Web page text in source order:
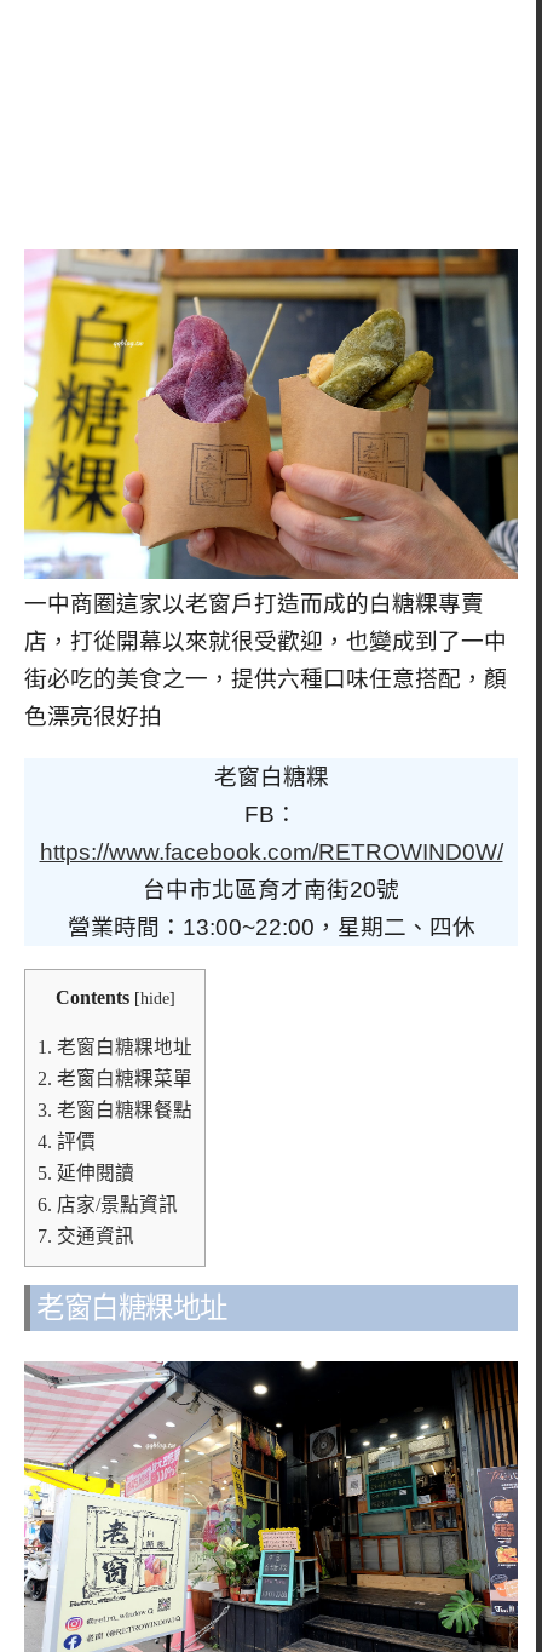
一中商圈這家以老窗戶打造而成的白糖粿專賣
店，打從開幕以來就很受歡迎，也變成到了一中
街必吃的美食之一，提供六種口味任意搭配，顏
色漂亮很好拍
老窗白糖粿
FB：
https://www.facebook.com/RETROWIND0W/
台中市北區育才南街20號
營業時間：13:00~22:00，星期二、四休
Contents [hide]
1. 老窗白糖粿地址
2. 老窗白糖粿菜單
3. 老窗白糖粿餐點
4. 評價
5. 延伸閱讀
6. 店家/景點資訊
7. 交通資訊
老窗白糖粿地址